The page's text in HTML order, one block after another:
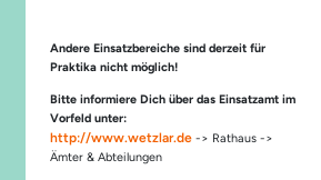
Andere Einsatzbereiche sind derzeit für
Praktika nicht möglich!
Bitte informiere Dich über das Einsatzamt im
Vorfeld unter:
http://www.wetzlar.de -> Rathaus ->
Ämter & Abteilungen